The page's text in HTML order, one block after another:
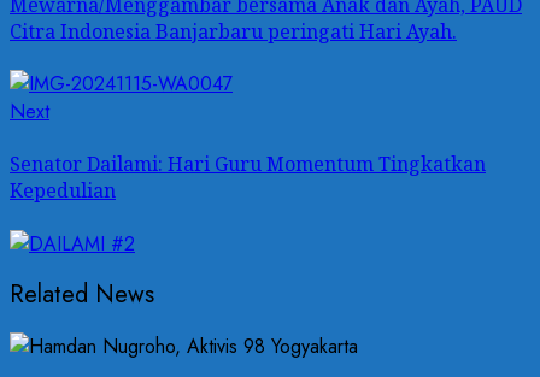
Citra Indonesia Banjarbaru peringati Hari Ayah.
NextNext
Senator Dailami: Hari Guru Momentum Tingkatkan
Kepedulian
Related News